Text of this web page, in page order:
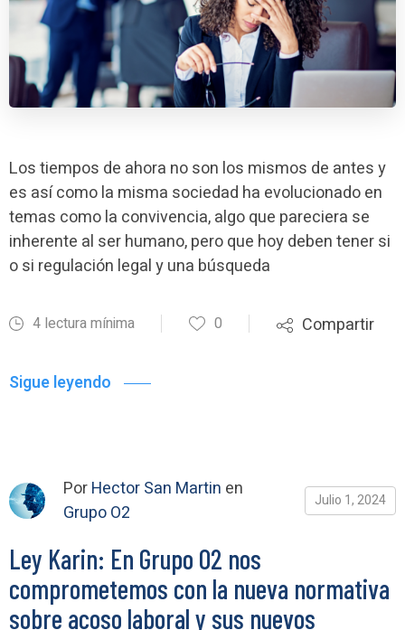
Los tiempos de ahora no son los mismos de antes y
es así como la misma sociedad ha evolucionado en
temas como la convivencia, algo que pareciera se
inherente al ser humano, pero que hoy deben tener si
o si regulación legal y una búsqueda
4 lectura mínima 0 Compartir
Sigue leyendo
PorHector San Martin en
Grupo O2
Julio 1, 2024
Ley Karin: En Grupo O2 nos
comprometemos con la nueva normativa
sobre acoso laboral y sus nuevos